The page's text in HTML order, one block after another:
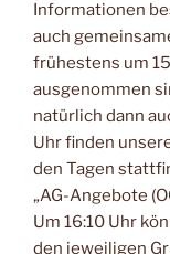
Informationen
auch
frühestens um
ausgenommen
natürlich dann
Uhr finden
den Tagen
„AG-Angebote
Um 16:10 Uhr
den jeweiligen